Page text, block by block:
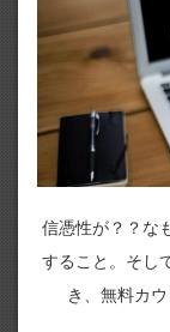
信憑性が？？な
すること。そし
き、無料カ